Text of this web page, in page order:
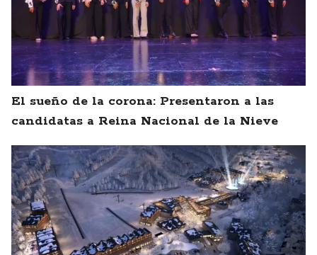
El sueño de la corona: Presentaron a las
candidatas a Reina Nacional de la Nieve